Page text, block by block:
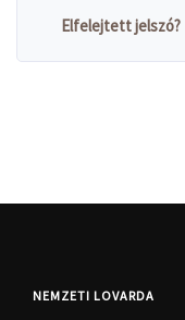
Elfelejtett jelszó?
NEMZETI LOVARDA